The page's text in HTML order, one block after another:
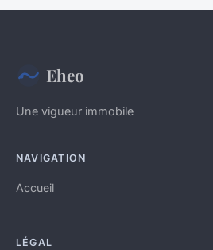
Eheo
Une vigueur immobile
NAVIGATION
Accueil
LÉGAL